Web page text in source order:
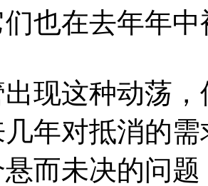
也在去年年
这种动荡，
年对抵消的
而未决的问